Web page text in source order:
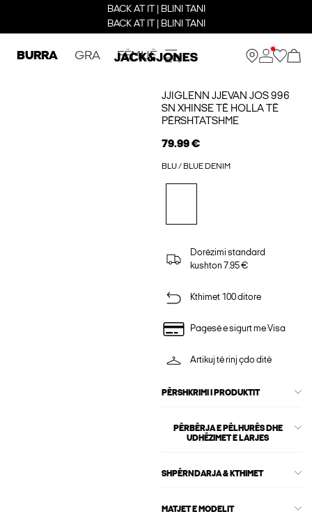
BACK AT IT | BLINI TANI
BACK AT IT | BLINI TANI
BURRA GRA FËMIJË
JJIGLENN JJEVAN JOS 996
SN XHINSE TË HOLLA TË
PËRSHTATSHME
79.99 €
BLU / BLUE DENIM
Dorëzimi standard
kushton 7.95 €
Kthimet 100 ditore
Pagesë e sigurt me Visa
Artikuj të rinj çdo ditë
PËRSHKRIMI I PRODUKTIT
PËRBËRJA E PËLHURËS DHE
UDHËZIMET E LARJES
SHPËRNDARJA & KTHIMET
MATJET E MODELIT